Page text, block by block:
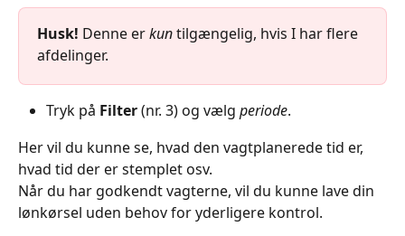
Husk! Denne er kun tilgængelig, hvis I har flere
afdelinger.
Tryk på Filter (nr. 3) og vælg periode.
Her vil du kunne se, hvad den vagtplanerede tid er,
hvad tid der er stemplet osv.
Når du har godkendt vagterne, vil du kunne lave din
lønkørsel uden behov for yderligere kontrol.